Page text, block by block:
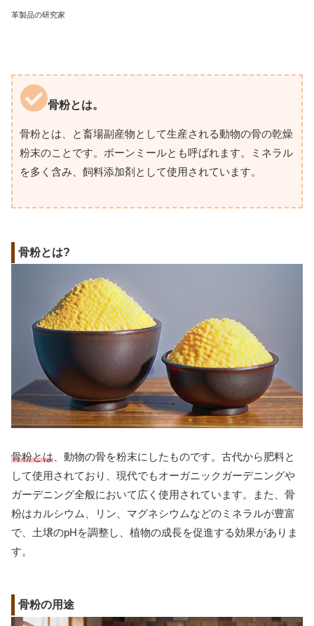
革製品の研究家
骨粉とは。
骨粉とは、と畜場副産物として生産される動物の骨の乾燥
粉末のことです。ボーンミールとも呼ばれます。ミネラル
を多く含み、飼料添加剤として使用されています。
骨粉とは?
骨粉とは 、動物の骨を粉末にしたものです。古代から肥料と
して使用されており、現代でもオーガニックガーデニングや
ガーデニング全般において広く使用されています。また、骨
粉はカルシウム、リン、マグネシウムなどのミネラルが豊富
で、土壌のpHを調整し、植物の成長を促進する効果がありま
す。
骨粉の用途